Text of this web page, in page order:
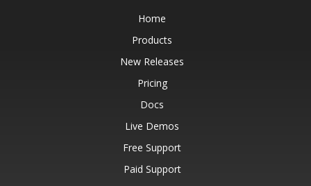
Home
Products
New Releases
Pricing
Docs
Live Demos
Free Support
Paid Support